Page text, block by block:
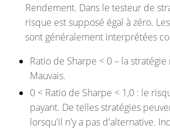
Rendement. Dans le testeur de
risque est supposé égal à zéro.
sont généralement interprétées
Ratio de Sharpe < 0 – la
Mauvais.
0 < Ratio de Sharpe < 1,0 : le
payant. De telles stratégies
lorsqu'il n'y a pas d'alternative.